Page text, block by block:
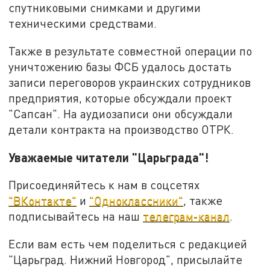
спутниковыми снимками и другими
техническими средствами.
Также в результате совместной операции по
уничтожению базы ФСБ удалось достать
записи переговоров украинских сотрудников
предприятия, которые обсуждали проект
"Сапсан". На аудиозаписи они обсуждали
детали контракта на производство ОТРК.
Уважаемые читатели "Царьграда"!
Присоединяйтесь к нам в соцсетях
"ВКонтакте" и "Одноклассники", также
подписывайтесь на наш телеграм-канал.
Если вам есть чем поделиться с редакцией
"Царьград. Нижний Новгород", присылайте